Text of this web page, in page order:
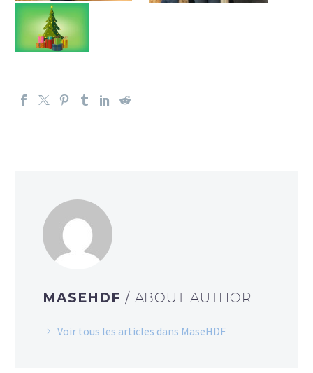
MASEHDF / ABOUT AUTHOR
Voir tous les articles dans MaseHDF